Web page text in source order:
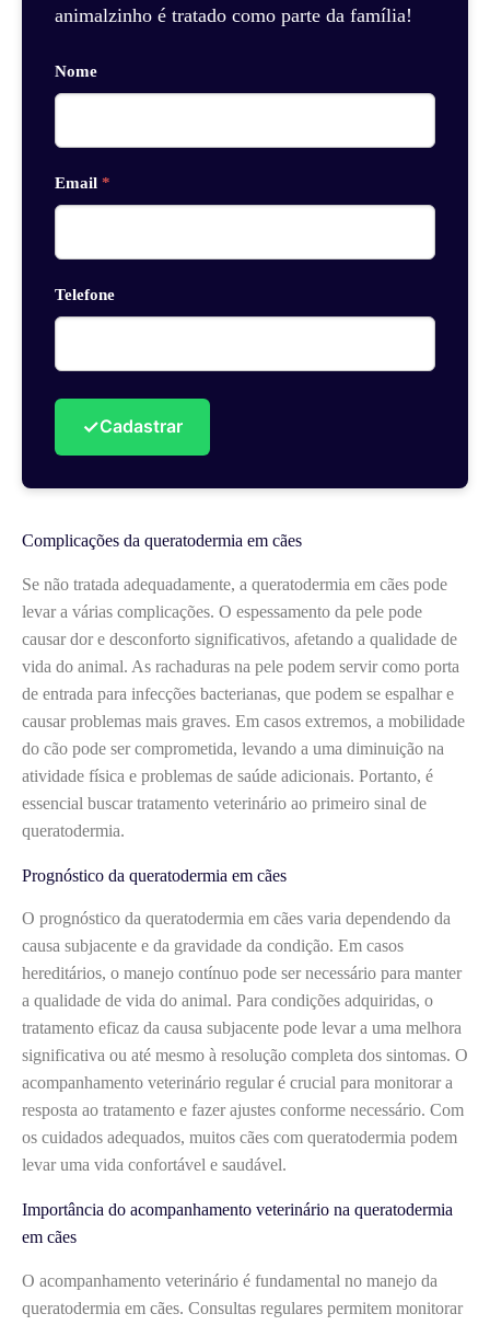
animalzinho é tratado como parte da família!
Nome
Email *
Telefone
✓Cadastrar
Complicações da queratodermia em cães
Se não tratada adequadamente, a queratodermia em cães pode
levar a várias complicações. O espessamento da pele pode
causar dor e desconforto significativos, afetando a qualidade de
vida do animal. As rachaduras na pele podem servir como porta
de entrada para infecções bacterianas, que podem se espalhar e
causar problemas mais graves. Em casos extremos, a mobilidade
do cão pode ser comprometida, levando a uma diminuição na
atividade física e problemas de saúde adicionais. Portanto, é
essencial buscar tratamento veterinário ao primeiro sinal de
queratodermia.
Prognóstico da queratodermia em cães
O prognóstico da queratodermia em cães varia dependendo da
causa subjacente e da gravidade da condição. Em casos
hereditários, o manejo contínuo pode ser necessário para manter
a qualidade de vida do animal. Para condições adquiridas, o
tratamento eficaz da causa subjacente pode levar a uma melhora
significativa ou até mesmo à resolução completa dos sintomas. O
acompanhamento veterinário regular é crucial para monitorar a
resposta ao tratamento e fazer ajustes conforme necessário. Com
os cuidados adequados, muitos cães com queratodermia podem
levar uma vida confortável e saudável.
Importância do acompanhamento veterinário na queratodermia
em cães
O acompanhamento veterinário é fundamental no manejo da
queratodermia em cães. Consultas regulares permitem monitorar